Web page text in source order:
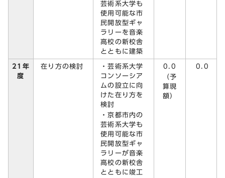
芸術系大学も
使用可能な市
民開放型ギャ
ラリーを音楽
高校の新校舎
とともに建築
21年
度
在り方の検討
・芸術系大学
コンソーシア
ムの設立に向
けた在り方を
検討
・京都市内の
芸術系大学も
使用可能な市
民開放型ギャ
ラリーが音楽
高校の新校舎
とともに竣工
0.0
（予
算現
額）
0.0